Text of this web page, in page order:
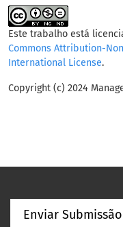
Este trabalho está
Commons Attribution-
International License.
Copyright (c) 2024
Enviar Submissão